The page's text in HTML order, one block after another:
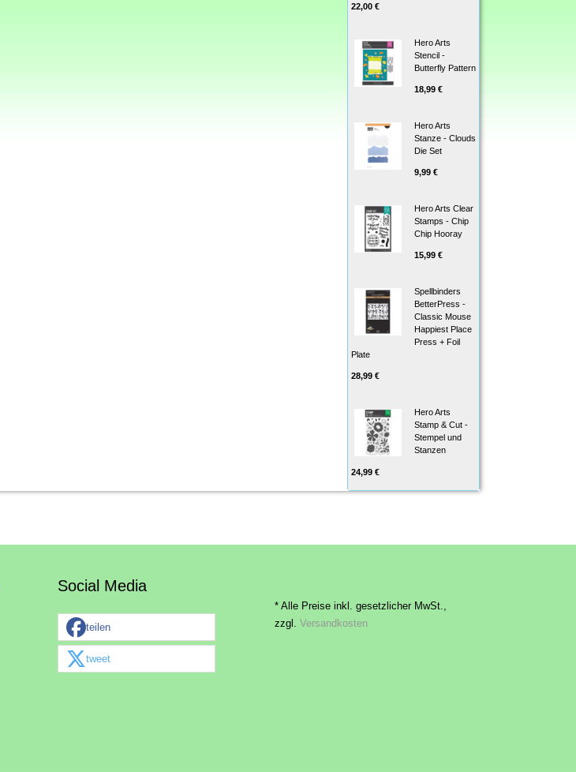
22,00 €
Hero Arts
Stencil -
Butterfly Pattern
18,99 €
Hero Arts
Stanze - Clouds
Die Set
9,99 €
Hero Arts Clear
Stamps - Chip
Chip Hooray
15,99 €
Spellbinders
BetterPress -
Classic Mouse
Happiest Place
Press + Foil
Plate
28,99 €
Hero Arts
Stamp & Cut -
Stempel und
Stanzen
24,99 €
Social Media
teilen
tweet
* Alle Preise inkl. gesetzlicher MwSt.,
zzgl.
Versandkosten